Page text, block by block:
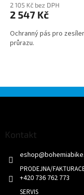
2 105 Kč bez DPH
2 547 Kč
Ochranný pás pro
průrazu.
Kontakt
eshop@
+420 736 762 773